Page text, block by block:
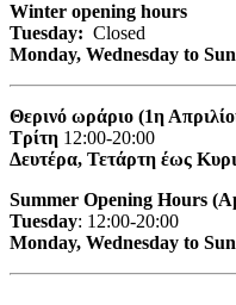
Winter opening hours
Tuesday: Closed
Monday, Wednesday to
Θερινό ωράριο (1η
Τρίτη 12:00-20:00
Δευτέρα, Τετάρτη έως
Summer Opening Hours
Tuesday: 12:00-20:00
Monday, Wednesday to